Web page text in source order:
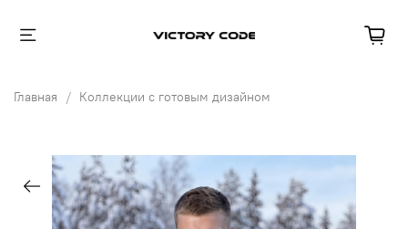
Главная Коллекции с готовым дизайном